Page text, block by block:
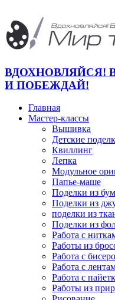
ВДОХНОВЛЯЙСЯ!
И ПОБЕЖДАЙ!
Главная
Мастер-классы
Вышивка
Детские
Квиллинг
Лепка
Модульное
Папье-маше
Поделки из
Поделки из
поделки из
Поделки из
Работа с
Работы из
Работа с
Работа с
Работа с
Работы из